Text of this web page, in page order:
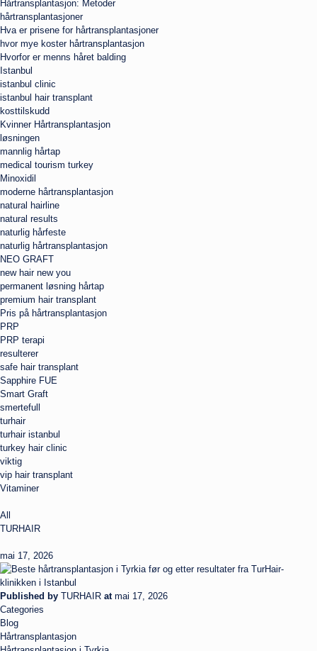
Hårtransplantasjon: Metoder
hårtransplantasjoner
Hva er prisene for hårtransplantasjoner
hvor mye koster hårtransplantasjon
Hvorfor er menns håret balding
Istanbul
istanbul clinic
istanbul hair transplant
kosttilskudd
Kvinner Hårtransplantasjon
løsningen
mannlig hårtap
medical tourism turkey
Minoxidil
moderne hårtransplantasjon
natural hairline
natural results
naturlig hårfeste
naturlig hårtransplantasjon
NEO GRAFT
new hair new you
permanent løsning hårtap
premium hair transplant
Pris på hårtransplantasjon
PRP
PRP terapi
resulterer
safe hair transplant
Sapphire FUE
Smart Graft
smertefull
turhair
turhair istanbul
turkey hair clinic
viktig
vip hair transplant
Vitaminer
All
TURHAIR
mai 17, 2026
Published by TURHAIR at mai 17, 2026
Categories
Blog
Hårtransplantasjon